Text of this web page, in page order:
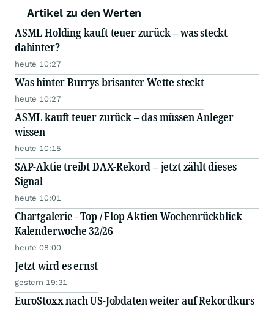
Artikel zu den Werten
ASML Holding kauft teuer zurück – was steckt
dahinter?
heute 10:27
Was hinter Burrys brisanter Wette steckt
heute 10:27
ASML kauft teuer zurück – das müssen Anleger
wissen
heute 10:15
SAP-Aktie treibt DAX-Rekord – jetzt zählt dieses
Signal
heute 10:01
Chartgalerie - Top / Flop Aktien Wochenrückblick
Kalenderwoche 32/26
heute 08:00
Jetzt wird es ernst
gestern 19:31
EuroStoxx nach US-Jobdaten weiter auf Rekordkurs